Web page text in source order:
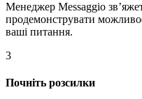
Менеджер Messaggio
продемонструвати
ваші питання.
3
Почніть розсилки